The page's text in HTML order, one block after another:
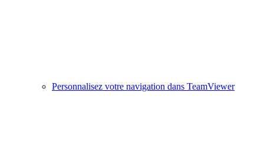
Personnalisez votre navigation dans TeamViewer